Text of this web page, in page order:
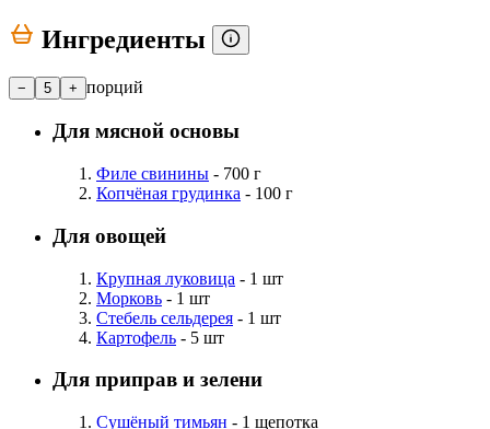
Ингредиенты
− 5 + порций
Для мясной основы
Филе свинины - 700 г
Копчёная грудинка - 100 г
Для овощей
Крупная луковица - 1 шт
Морковь - 1 шт
Стебель сельдерея - 1 шт
Картофель - 5 шт
Для приправ и зелени
Сушёный тимьян - 1 щепотка